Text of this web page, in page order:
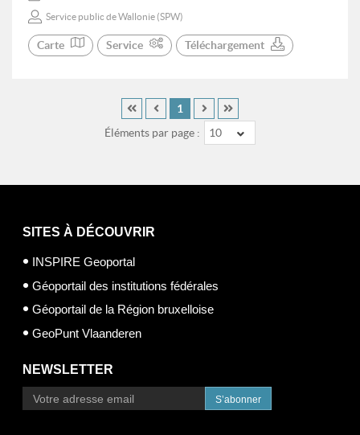
Service public de Wallonie (SPW)
Carte Service Téléchargement
Éléments par page : 10
1
SITES À DÉCOUVRIR
INSPIRE Geoportal
Géoportail des institutions fédérales
Géoportail de la Région bruxelloise
GeoPunt Vlaanderen
NEWSLETTER
S’abonner